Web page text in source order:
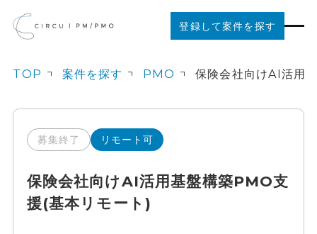
登録して案件を探す
ご利用の流れ
お役立ちコンテンツ
TOP 案件を探す PMO
募集終了 リモート可
保険会社向けAI活用基盤構築PMO支
援(基本リモート)